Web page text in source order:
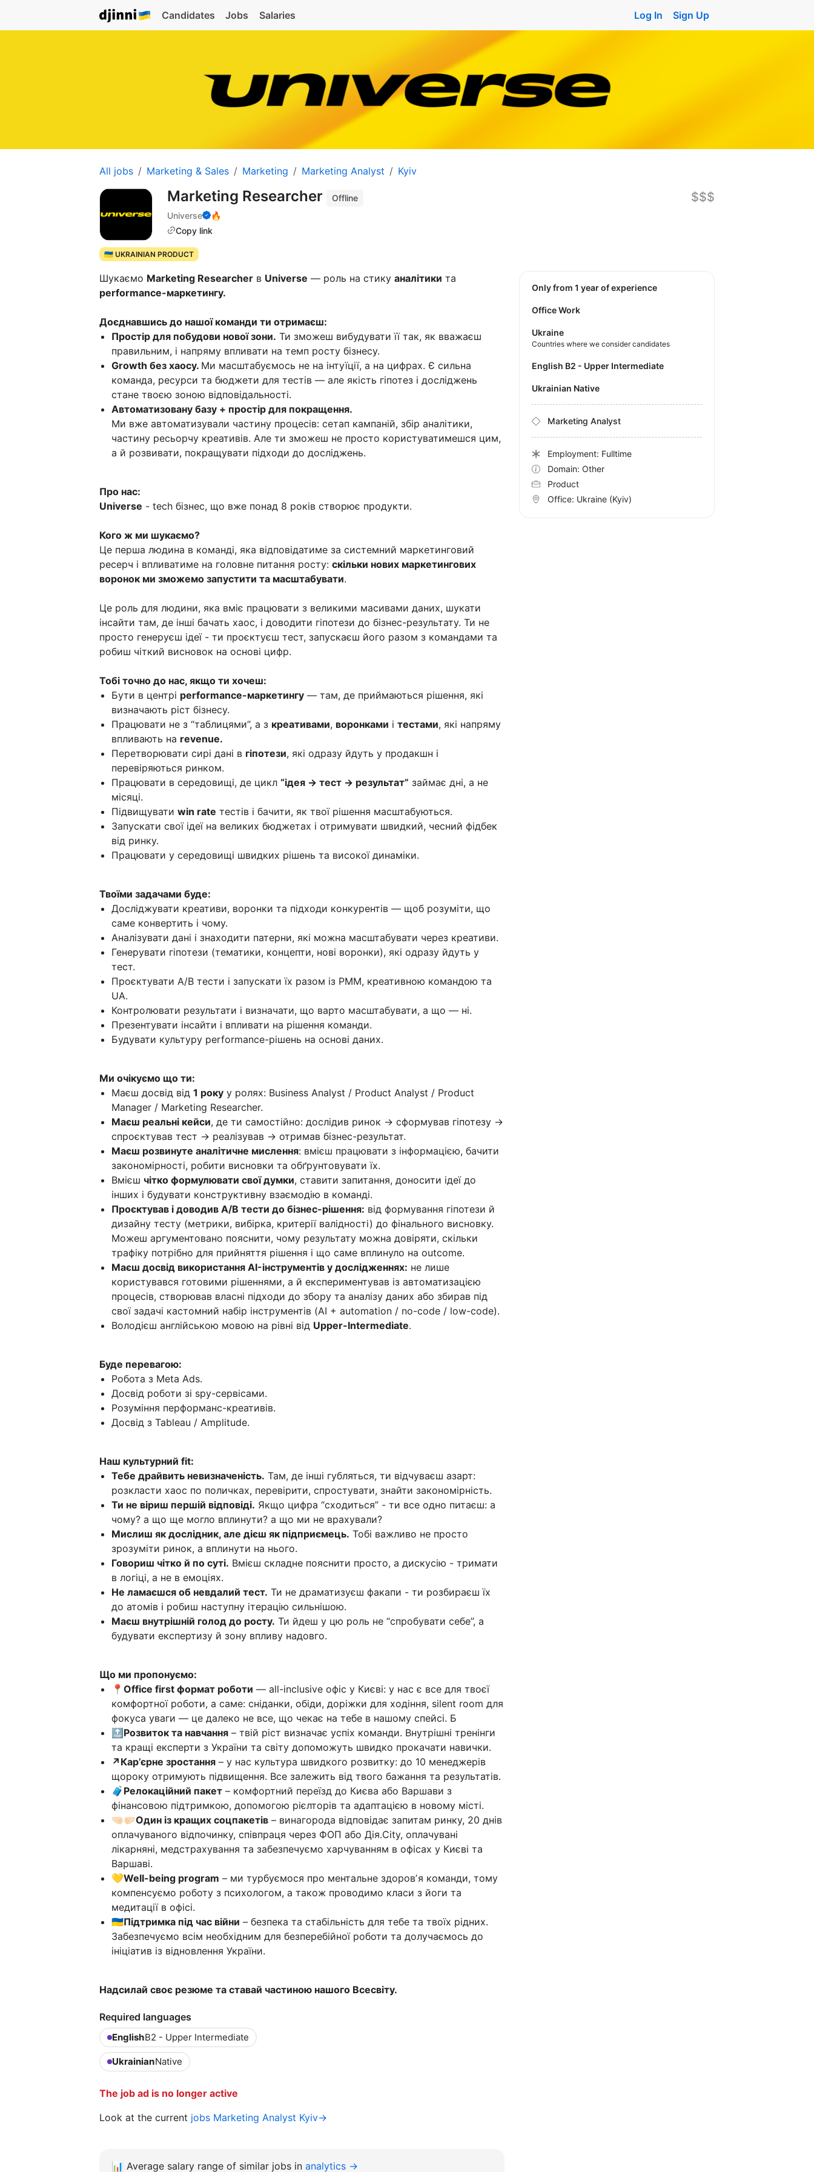
Candidates Jobs Salaries Log In Sign Up
All jobs Marketing & Sales Marketing Marketing Analyst Kyiv
Marketing Researcher
Offline
Universe
🔥
Copy link
$$$
🇺🇦 UKRAINIAN PRODUCT
Шукаємо Marketing Researcher в Universe — роль на стику аналітики та
performance-маркетингу.
Доєднавшись до нашої команди ти отримаєш:
Простір для побудови нової зони. Ти зможеш вибудувати її так, як вважаєш
правильним, і напряму впливати на темп росту бізнесу.
Growth без хаосу. Ми масштабуємось не на інтуїції, а на цифрах. Є сильна
команда, ресурси та бюджети для тестів — але якість гіпотез і досліджень
стане твоєю зоною відповідальності.
Автоматизовану базу + простір для покращення.
Ми вже автоматизували частину процесів: сетап кампаній, збір аналітики,
частину ресьорчу креативів. Але ти зможеш не просто користуватимешся цим,
а й розвивати, покращувати підходи до досліджень.
Про нас:
Universe - tech бізнес, що вже понад 8 років створює продукти.
Кого ж ми шукаємо?
Це перша людина в команді, яка відповідатиме за системний маркетинговий
ресерч і впливатиме на головне питання росту: скільки нових маркетингових
воронок ми зможемо запустити та масштабувати.
Це роль для людини, яка вміє працювати з великими масивами даних, шукати
інсайти там, де інші бачать хаос, і доводити гіпотези до бізнес-результату. Ти не
просто генеруєш ідеї - ти проєктуєш тест, запускаєш його разом з командами та
робиш чіткий висновок на основі цифр.
Тобі точно до нас, якщо ти хочеш:
Бути в центрі performance-маркетингу — там, де приймаються рішення, які
визначають ріст бізнесу.
Працювати не з “таблицями”, а з креативами, воронками і тестами, які напряму
впливають на revenue.
Перетворювати сирі дані в гіпотези, які одразу йдуть у продакшн і
перевіряються ринком.
Працювати в середовищі, де цикл “ідея → тест → результат” займає дні, а не
місяці.
Підвищувати win rate тестів і бачити, як твої рішення масштабуються.
Запускати свої ідеї на великих бюджетах і отримувати швидкий, чесний фідбек
від ринку.
Працювати у середовищі швидких рішень та високої динаміки.
Твоїми задачами буде:
Досліджувати креативи, воронки та підходи конкурентів — щоб розуміти, що
саме конвертить і чому.
Аналізувати дані і знаходити патерни, які можна масштабувати через креативи.
Генерувати гіпотези (тематики, концепти, нові воронки), які одразу йдуть у
тест.
Проєктувати A/B тести і запускати їх разом із PMM, креативною командою та
UA.
Контролювати результати і визначати, що варто масштабувати, а що — ні.
Презентувати інсайти і впливати на рішення команди.
Будувати культуру performance-рішень на основі даних.
Ми очікуємо що ти:
Маєш досвід від 1 року у ролях: Business Analyst / Product Analyst / Product
Manager / Marketing Researcher.
Маєш реальні кейси, де ти самостійно: дослідив ринок → сформував гіпотезу →
спроєктував тест → реалізував → отримав бізнес-результат.
Маєш розвинуте аналітичне мислення: вмієш працювати з інформацією, бачити
закономірності, робити висновки та обґрунтовувати їх.
Вмієш чітко формулювати свої думки, ставити запитання, доносити ідеї до
інших і будувати конструктивну взаємодію в команді.
Проєктував і доводив A/B тести до бізнес-рішення: від формування гіпотези й
дизайну тесту (метрики, вибірка, критерії валідності) до фінального висновку.
Можеш аргументовано пояснити, чому результату можна довіряти, скільки
трафіку потрібно для прийняття рішення і що саме вплинуло на outcome.
Маєш досвід використання AI-інструментів у дослідженнях: не лише
користувався готовими рішеннями, а й експериментував із автоматизацією
процесів, створював власні підходи до збору та аналізу даних або збирав під
свої задачі кастомний набір інструментів (AI + automation / no-code / low-code).
Володієш англійською мовою на рівні від Upper-Intermediate.
Буде перевагою:
Робота з Meta Ads.
Досвід роботи зі spy-сервісами.
Розуміння перформанс-креативів.
Досвід з Tableau / Amplitude.
Наш культурний fit:
Тебе драйвить невизначеність. Там, де інші губляться, ти відчуваєш азарт:
розкласти хаос по поличках, перевірити, спростувати, знайти закономірність.
Ти не віриш першій відповіді. Якщо цифра “сходиться” - ти все одно питаєш: а
чому? а що ще могло вплинути? а що ми не врахували?
Мислиш як дослідник, але дієш як підприємець. Тобі важливо не просто
зрозуміти ринок, а вплинути на нього.
Говориш чітко й по суті. Вмієш складне пояснити просто, а дискусію - тримати
в логіці, а не в емоціях.
Не ламаєшся об невдалий тест. Ти не драматизуєш факапи - ти розбираєш їх
до атомів і робиш наступну ітерацію сильнішою.
Маєш внутрішній голод до росту. Ти йдеш у цю роль не “спробувати себе”, а
будувати експертизу й зону впливу надовго.
Що ми пропонуємо:
📍Office first формат роботи — аll-inclusive офіс у Києві: у нас є все для твоєї
комфортної роботи, а саме: сніданки, обіди, доріжки для ходіння, silent room для
фокуса уваги — це далеко не все, що чекає на тебе в нашому спейсі. Б
🔝Розвиток та навчання – твій ріст визначає успіх команди. Внутрішні тренінги
та кращі експерти з України та світу допоможуть швидко прокачати навички.
↗️Кар’єрне зростання – у нас культура швидкого розвитку: до 10 менеджерів
щороку отримують підвищення. Все залежить від твого бажання та результатів.
🧳Релокаційний пакет – комфортний переїзд до Києва або Варшави з
фінансовою підтримкою, допомогою рієлторів та адаптацією в новому місті.
🤜🏻🤛🏻Один із кращих соцпакетів – винагорода відповідає запитам ринку, 20 днів
оплачуваного відпочинку, співпраця через ФОП або Дія.City, оплачувані
лікарняні, медстрахування та забезпечуємо харчуванням в офісах у Києві та
Варшаві.
💛Well-being program – ми турбуємося про ментальне здоровʼя команди, тому
компенсуємо роботу з психологом, а також проводимо класи з йоги та
медитації в офісі.
🇺🇦Підтримка під час війни – безпека та стабільність для тебе та твоїх рідних.
Забезпечуємо всім необхідним для безперебійної роботи та долучаємось до
ініціатив із відновлення України.
Надсилай своє резюме та ставай частиною нашого Всесвіту.
Required languages
EnglishB2 - Upper Intermediate
UkrainianNative
The job ad is no longer active
Look at the current jobs Marketing Analyst Kyiv→
Only from 1 year of experience
Office Work
Ukraine
Countries where we consider candidates
English B2 - Upper Intermediate
Ukrainian Native
Marketing Analyst
Employment: Fulltime
Domain: Other
Product
Office: Ukraine (Kyiv)
📊 Average salary range of similar jobs in analytics →